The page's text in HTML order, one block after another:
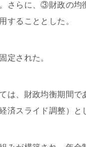
さらに、③財政の
することとした。
定された。
は、財政均衡期間で
済スライド調整）と